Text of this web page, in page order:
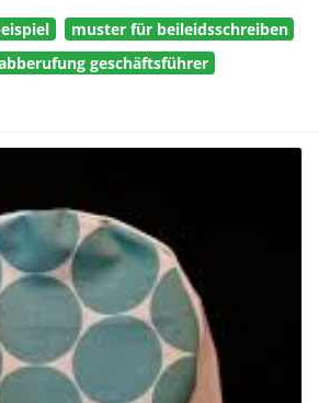
muster für beileidsschreiben
geschäftsführer